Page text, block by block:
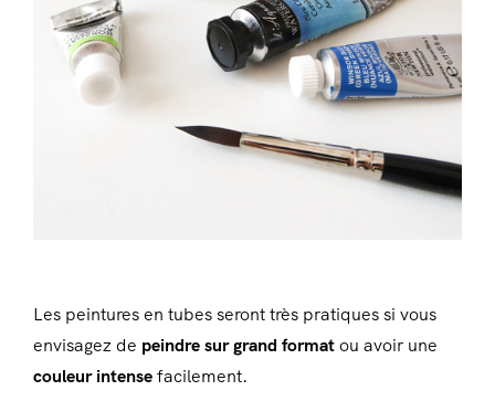
Les peintures en tubes seront très pratiques si vous
envisagez de peindre sur grand formatou avoir une
couleur intensefacilement.